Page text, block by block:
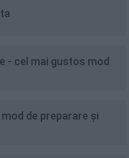
- cel mai gustos mod
de preparare și